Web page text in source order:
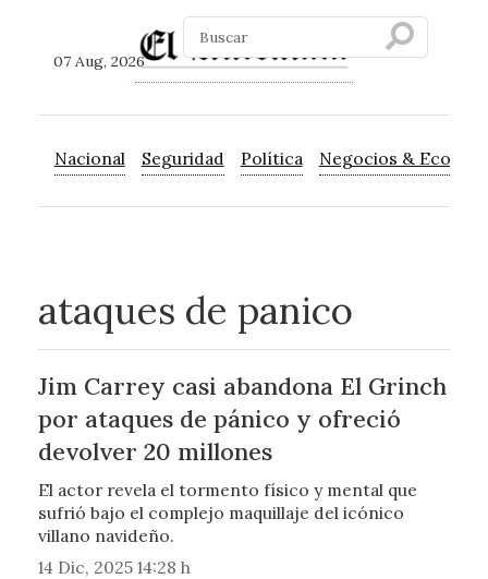
07 Aug, 2026
Nacional Seguridad Política Negocios &
ataques de panico
Jim Carrey casi abandona El Grinch
por ataques de pánico y ofreció
devolver 20 millones
El actor revela el tormento físico y mental que
sufrió bajo el complejo maquillaje del icónico
villano navideño.
14 Dic, 2025 14:28 h